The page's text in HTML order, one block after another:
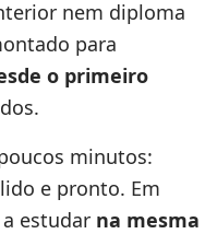
nem diploma
para
o primeiro
minutos:
e pronto. Em
estudar na mesma